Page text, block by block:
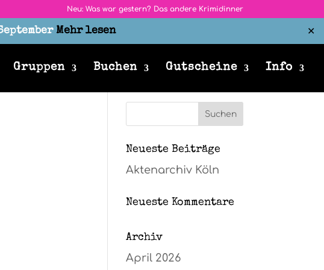
Neu: Was war gestern? Das andere Krimidinner
Mehr lesen ✕
Gruppen Buchen Gutscheine Info
Neueste Beiträge
Aktenarchiv Köln
Neueste Kommentare
Archiv
April 2026